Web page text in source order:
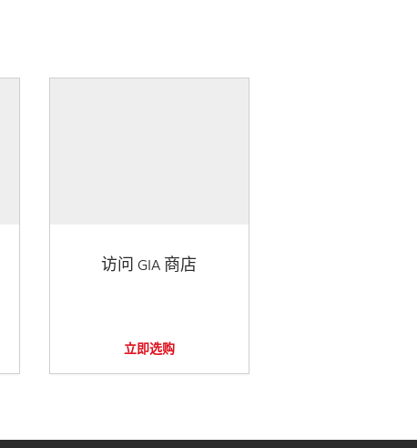
访问 GIA 商店
立即选购